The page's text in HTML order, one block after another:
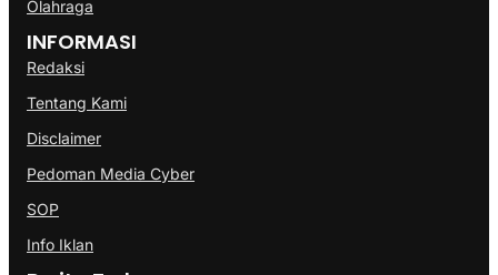
Olahraga
INFORMASI
Redaksi
Tentang Kami
Disclaimer
Pedoman Media Cyber
SOP
Info Iklan